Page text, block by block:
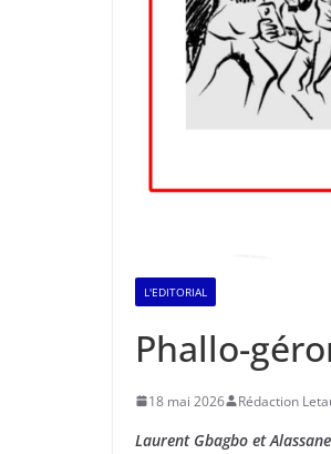
L'EDITORIAL
Phallo-
18 mai 2026 Rédaction
Laurent Gbagbo et